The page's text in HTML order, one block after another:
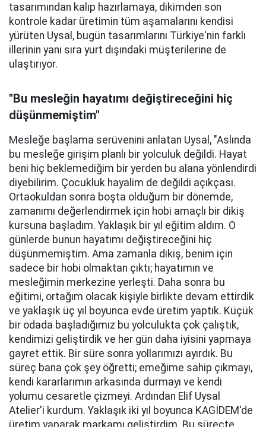
tasarımından kalıp hazırlamaya, dikimden son
kontrole kadar üretimin tüm aşamalarını kendisi
yürüten Uysal, bugün tasarımlarını Türkiye'nin farklı
illerinin yanı sıra yurt dışındaki müşterilerine de
ulaştırıyor.
"Bu mesleğin hayatımı değiştireceğini hiç
düşünmemiştim"
Mesleğe başlama serüvenini anlatan Uysal, "Aslında
bu mesleğe girişim planlı bir yolculuk değildi. Hayat
beni hiç beklemediğim bir yerden bu alana yönlendirdi
diyebilirim. Çocukluk hayalim de değildi açıkçası.
Ortaokuldan sonra boşta olduğum bir dönemde,
zamanımı değerlendirmek için hobi amaçlı bir dikiş
kursuna başladım. Yaklaşık bir yıl eğitim aldım. O
günlerde bunun hayatımı değiştireceğini hiç
düşünmemiştim. Ama zamanla dikiş, benim için
sadece bir hobi olmaktan çıktı; hayatımın ve
mesleğimin merkezine yerleşti. Daha sonra bu
eğitimi, ortağım olacak kişiyle birlikte devam ettirdik
ve yaklaşık üç yıl boyunca evde üretim yaptık. Küçük
bir odada başladığımız bu yolculukta çok çalıştık,
kendimizi geliştirdik ve her gün daha iyisini yapmaya
gayret ettik. Bir süre sonra yollarımızı ayırdık. Bu
süreç bana çok şey öğretti; emeğime sahip çıkmayı,
kendi kararlarımın arkasında durmayı ve kendi
yolumu cesaretle çizmeyi. Ardından Elif Uysal
Atelier'i kurdum. Yaklaşık iki yıl boyunca KAGİDEM'de